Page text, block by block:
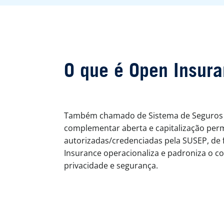
O que é Open
Também chamado de Sistema de
complementar aberta e capitalização
autorizadas/credenciadas pela SUSEP,
Insurance operacionaliza e padroniza o
privacidade e segurança.